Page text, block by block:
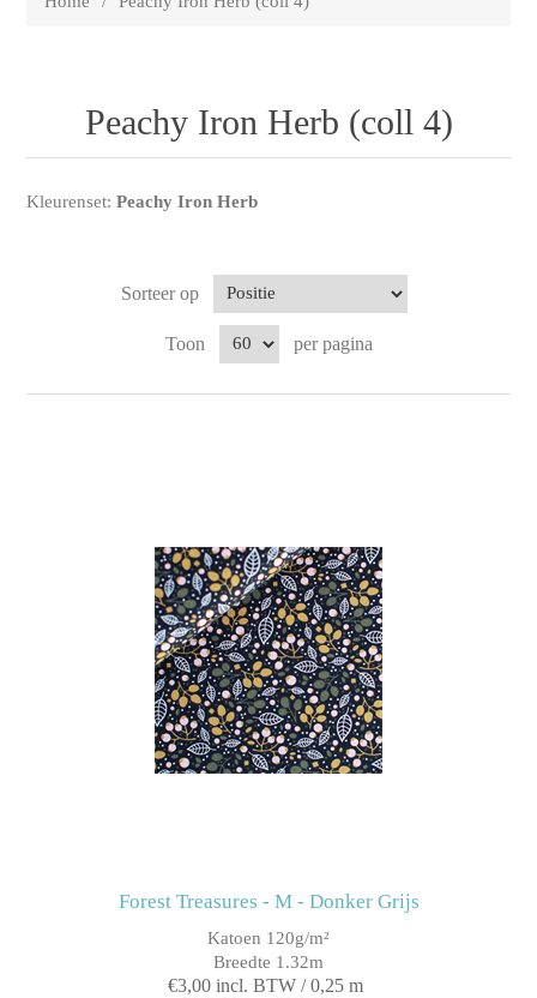
Peachy Iron Herb (coll 4)
Kleurenset:Peachy Iron Herb
Sorteer op
Toon per pagina
Forest Treasures - M - Donker Grijs
Katoen 120g/m²
Breedte 1.32m
€3,00 incl. BTW / 0,25 m